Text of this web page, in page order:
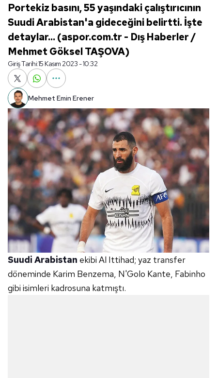
Portekiz basını, 55 yaşındaki çalıştırıcının
Suudi Arabistan'a gideceğini belirtti. İşte
detaylar... (aspor.com.tr - Dış Haberler /
Mehmet Göksel TAŞOVA)
Giriş Tarihi:15 Kasım 2023 - 10:32
Mehmet Emin Erener
Suudi Arabistan ekibi Al Ittihad; yaz transfer
döneminde Karim Benzema, N'Golo Kante, Fabinho
gibi isimleri kadrosuna katmıştı.